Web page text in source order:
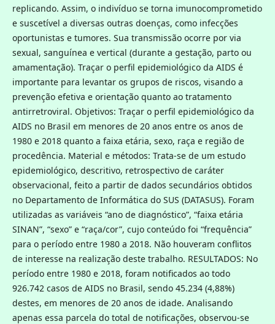
replicando. Assim, o indivíduo se torna imunocomprometido
e suscetível a diversas outras doenças, como infecções
oportunistas e tumores. Sua transmissão ocorre por via
sexual, sanguínea e vertical (durante a gestação, parto ou
amamentação). Traçar o perfil epidemiológico da AIDS é
importante para levantar os grupos de riscos, visando a
prevenção efetiva e orientação quanto ao tratamento
antirretroviral. Objetivos: Traçar o perfil epidemiológico da
AIDS no Brasil em menores de 20 anos entre os anos de
1980 e 2018 quanto a faixa etária, sexo, raça e região de
procedência. Material e métodos: Trata-se de um estudo
epidemiológico, descritivo, retrospectivo de caráter
observacional, feito a partir de dados secundários obtidos
no Departamento de Informática do SUS (DATASUS). Foram
utilizadas as variáveis “ano de diagnóstico”, “faixa etária
SINAN”, “sexo” e “raça/cor”, cujo conteúdo foi “frequência”
para o período entre 1980 a 2018. Não houveram conflitos
de interesse na realização deste trabalho. RESULTADOS: No
período entre 1980 e 2018, foram notificados ao todo
926.742 casos de AIDS no Brasil, sendo 45.234 (4,88%)
destes, em menores de 20 anos de idade. Analisando
apenas essa parcela do total de notificações, observou-se